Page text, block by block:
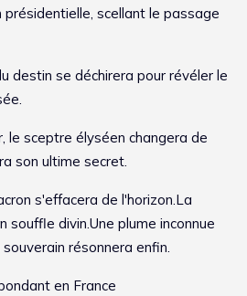
scellant le passage
destin se déchirera pour révéler le
le sceptre élyséen changera de
son ultime secret.
s'effacera de l'horizon.La
souffle divin.Une plume inconnue
résonnera enfin.
en France